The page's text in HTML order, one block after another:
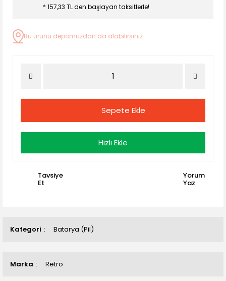
Kategori Batarya (Pil)
Marka Retro
* 157,33 TL den başlayan taksitlerle!
Bu ürünü depomuzdan da alabilirsiniz.
Sepete Ekle
Hızlı Ekle
Tavsiye
Et
Yorum
Yaz